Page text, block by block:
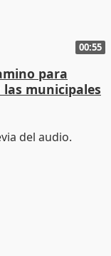
00:55
para
municipales